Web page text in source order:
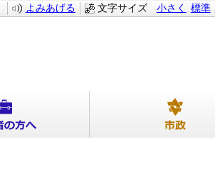
文字サイズ 小さく 標準
よみあげる